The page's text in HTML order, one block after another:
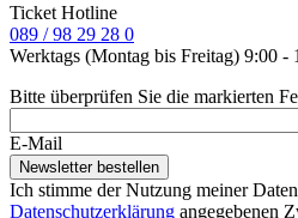
Ticket Hotline
089 / 98 29 28 0
Werktags (Montag bis Freitag) 9:00 -
Bitte überprüfen Sie die markierten
E-Mail
Ich stimme der Nutzung meiner
Datenschutzerklärung angegebenen